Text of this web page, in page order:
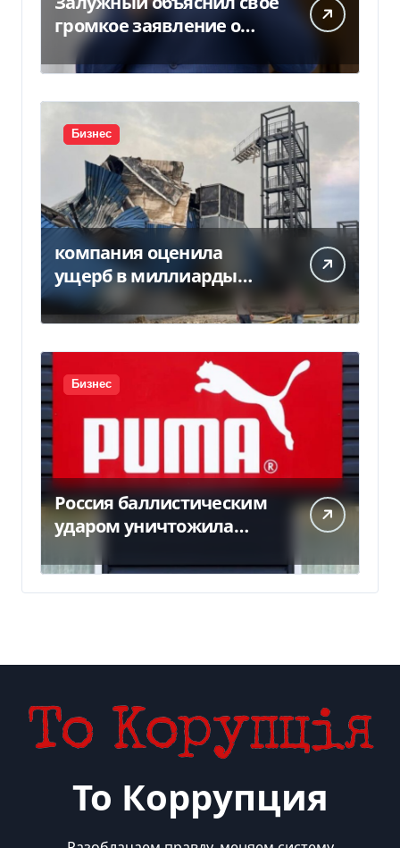
громкое заявление о
вступлении Украины в
НАТО
Бизнес
компания оценила
ущерб в миллиарды
гривен
Бизнес
Россия баллистическим
ударом уничтожила
детали
То Коррупция